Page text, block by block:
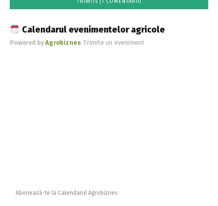
Calendarul evenimentelor agricole
Powered byAgrobiznes•Trimite un eveniment
Abonează-te la Calendarul Agrobiznes